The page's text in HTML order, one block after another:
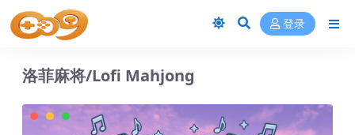
登录
洛菲麻将/Lofi Mahjong